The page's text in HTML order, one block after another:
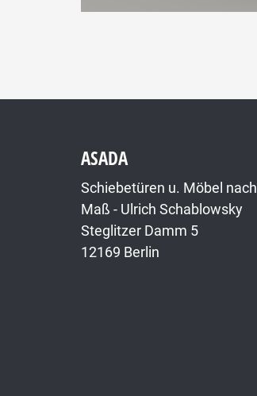
ASADA
Schiebetüren u. Möbel nach
Maß - Ulrich Schablowsky
Steglitzer Damm 5
12169 Berlin